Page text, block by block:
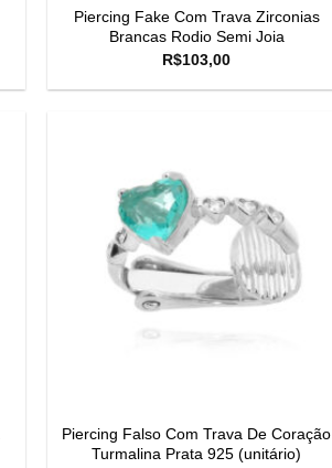
Piercing Fake Com Trava Zirconias
Brancas Rodio Semi Joia
R$103,00
Piercing Falso Com Trava De Coração
Turmalina Prata 925 (unitário)